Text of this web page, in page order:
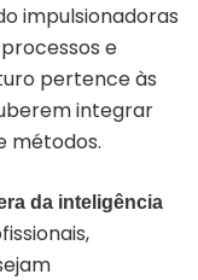
impulsionadoras
e
pertence às
integrar
métodos.
da inteligência